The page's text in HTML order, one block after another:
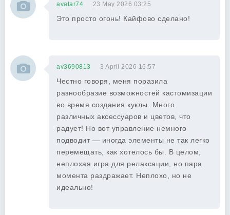
avatar74 23 May 2026 03:25
Это просто огонь! Кайфово сделано!
av3690813 3 April 2026 16:57
Честно говоря, меня поразила
разнообразие возможностей кастомизации
во время создания куклы. Много
различных аксессуаров и цветов, что
радует! Но вот управление немного
подводит — иногда элементы не так легко
перемещать, как хотелось бы. В целом,
неплохая игра для релаксации, но пара
момента раздражает. Неплохо, но не
идеально!